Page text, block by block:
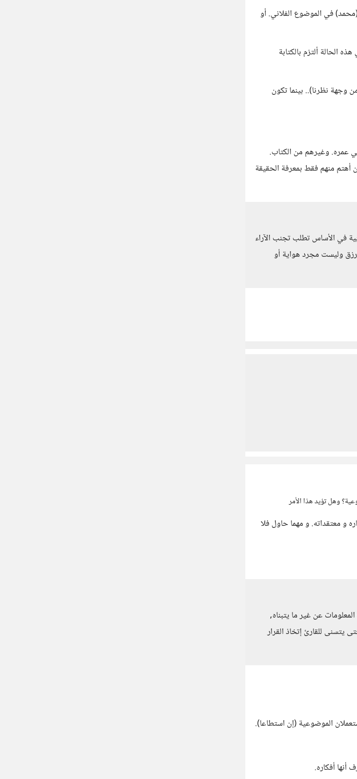
في الموضوع الفلاني. أو
الحالة ألتزم بالكتابة
وجهة نظرنا).. بينما تكون
عمره. وغيرهم من الكتاب.
أهتم منهم فقط بمعرفة الحقيقة
في الأساس تطلب تجنب الآراء
وليست مجرد هواية أو
وهل تؤيد هذا الأمر
و معتقداته. و مهما حاول فلا
عن غير ما يتبناه,
يتسنى للقارئ إتخاذ القرار
الموضوعية (إن استطاعا).
أنها أفكاره.